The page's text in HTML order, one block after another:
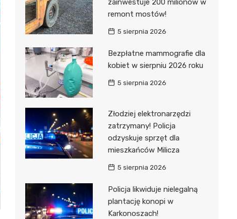
zainwestuje 200 milionów w
remont mostów!
5 sierpnia 2026
Bezpłatne mammografie dla
kobiet w sierpniu 2026 roku
5 sierpnia 2026
Złodziej elektronarzędzi
zatrzymany! Policja
odzyskuje sprzęt dla
mieszkańców Milicza
5 sierpnia 2026
Policja likwiduje nielegalną
plantację konopi w
Karkonoszach!